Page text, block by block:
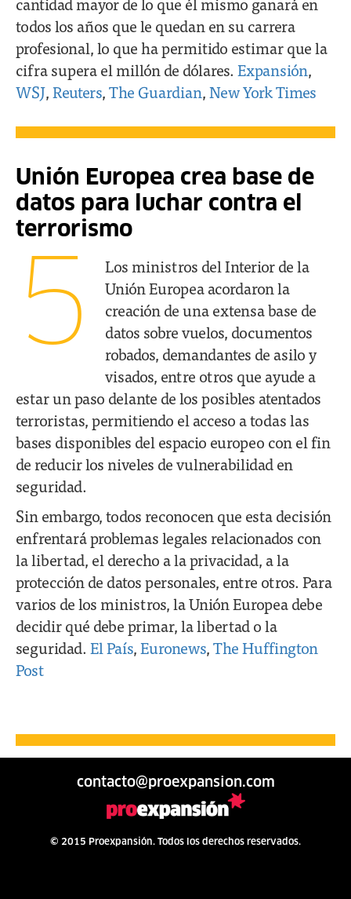
todos los años que le quedan en su carrera
profesional, lo que ha permitido estimar que la
cifra supera el millón de dólares. Expansión,
WSJ, Reuters,The Guardian,New York Times
Unión Europea crea base de
datos para luchar contra el
terrorismo
5
Los ministros del Interior de la
Unión Europea acordaron la
creación de una extensa base de
datos sobre vuelos, documentos
robados, demandantes de asilo y
visados, entre otros que ayude a
estar un paso delante de los posibles atentados
terroristas, permitiendo el acceso a todas las
bases disponibles del espacio europeo con el fin
de reducir los niveles de vulnerabilidad en
seguridad.
Sin embargo, todos reconocen que esta decisión
enfrentará problemas legales relacionados con
la libertad, el derecho a la privacidad, a la
protección de datos personales, entre otros. Para
varios de los ministros, la Unión Europea debe
decidir qué debe primar, la libertad o la
seguridad. El País,Euronews,The Huffington
Post
contacto@proexpansion.com
© 2015 Proexpansión. Todos los derechos reservados.